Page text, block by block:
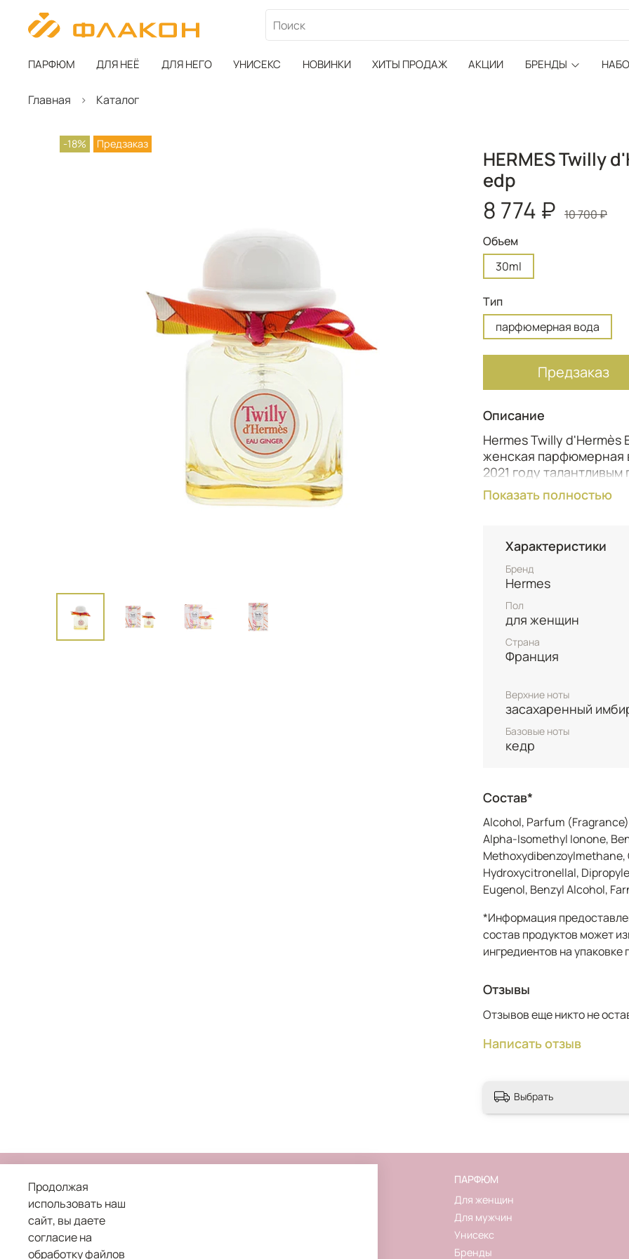
ПАРФЮМ ДЛЯ НЕЁ ДЛЯ НЕГО УНИСЕКС НОВИНКИ ХИТЫ ПРОДАЖ АКЦИИ БРЕНДЫ
Главная Каталог
-18% Предзаказ
HERMES Twilly
edp
8 774 ₽ 10 700 ₽
Объем
30ml
Тип
парфюмерная вода
Предзаказ
Описание
Hermes Twilly d'Hermès
женская парфюмерная
2021 году
легендарного
древесно-пряный
женщинам, которые
свежесть,
открывается
создавая нежное и
оттенками. Сердце
который придает
игривость.​
База завершается
обеспечивая
формат 30 мл
регулярного
распространять
использования,
жизни, подчеркивая
Twilly d'Hermès Eau
представлена в
ярко-желтого цвета,
лентой на крышечке —
ароматов Twilly
оно напоминает о
радостной
носить бесчисленным
Показать полностью
Характеристики
Бренд
Hermes
Пол
для женщин
Страна
Франция
Верхние ноты
засахаренный
Базовые ноты
кедр
Состав*
Alcohol, Parfum
Alpha-Isomethyl Ionone,
Hydroxycitronellal,
Eugenol, Benzyl Alcohol,
*Информация
состав продуктов может
ингредиентов на упаковке
Отзывы
Отзывов еще никто не
Написать отзыв
Выбрать
ПАРФЮМ
Для женщин
Для мужчин
Унисекс
Бренды
8 800 101 04 05
служба заботы о клиентах
Продолжая
использовать наш
сайт, вы даете
согласие на
обработку файлов